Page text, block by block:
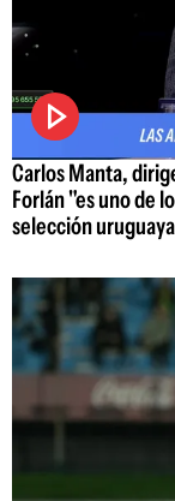
Carlos Manta,
Forlán "es uno de
selección